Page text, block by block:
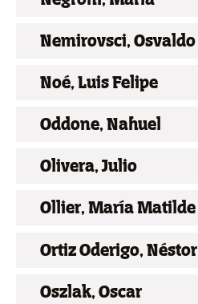
Nemirovsci, Osvaldo
Noé, Luis Felipe
Oddone, Nahuel
Olivera, Julio
Ollier, María Matilde
Ortiz Oderigo, Néstor
Oszlak, Oscar